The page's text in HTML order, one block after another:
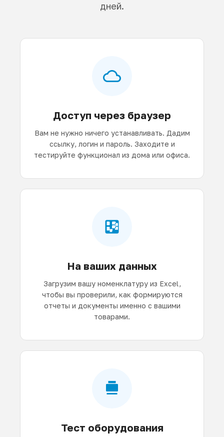
дней.
Доступ через браузер
Вам не нужно ничего устанавливать. Дадим
ссылку, логин и пароль. Заходите и
тестируйте функционал из дома или офиса.
На ваших данных
Загрузим вашу номенклатуру из Excel,
чтобы вы проверили, как формируются
отчеты и документы именно с вашими
товарами.
Тест оборудования